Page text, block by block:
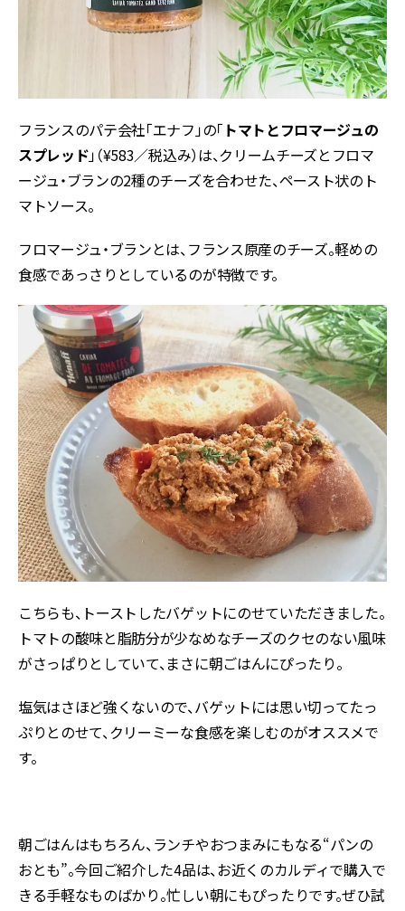
フランスのパテ会社「エナフ」の「 トマトとフロマージュの
スプレッド」（¥583／税込み）は、クリームチーズとフロマ
ージュ・ブランの2種のチーズを合わせた、ペースト状のト
マトソース。
フロマージュ・ブランとは、フランス原産のチーズ。軽めの
食感であっさりとしているのが特徴です。
こちらも、トーストしたバゲットにのせていただきました。
トマトの酸味と脂肪分が少なめなチーズのクセのない風味
がさっぱりとしていて、まさに朝ごはんにぴったり。
塩気はさほど強くないので、バゲットには思い切ってたっ
ぷりとのせて、クリーミーな食感を楽しむのがオススメで
す。
朝ごはんはもちろん、ランチやおつまみにもなる“パンの
おとも”。今回ご紹介した4品は、お近くのカルディで購入で
きる手軽なものばかり。忙しい朝にもぴったりです。ぜひ試